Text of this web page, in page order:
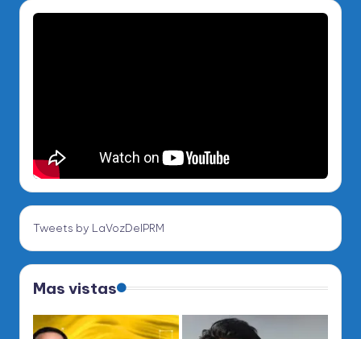
Tweets by LaVozDelPRM
Mas vistas